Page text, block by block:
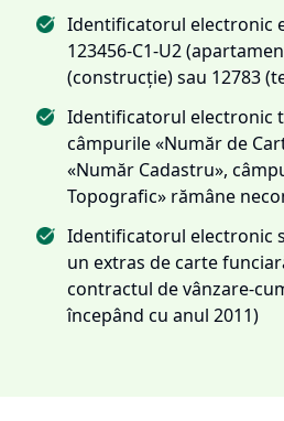
Identificatorul electronic
123456-C1-U2
(construcție) sau 12783
Identificatorul electronic
câmpurile «Număr de
«Număr Cadastru»,
Topografic» rămâne
Identificatorul electronic
un extras de carte
contractul de vânzare-
începând cu anul 2011)